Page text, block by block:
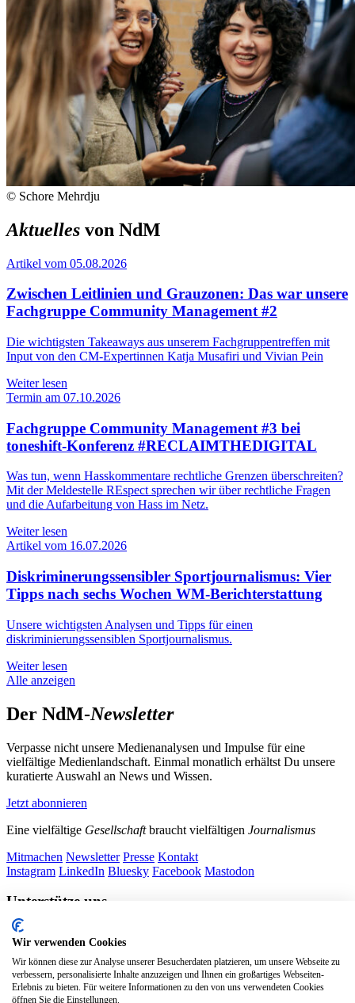
© Schore Mehrdju
Aktuelles von NdM
Artikel vom 05.08.2026
Zwischen Leitlinien und Grauzonen: Das war unsere
Fachgruppe Community Management #2
Die wichtigsten Takeaways aus unserem Fachgruppentreffen mit
Input von den CM-Expertinnen Katja Musafiri und Vivian Pein
Weiter lesen
Termin am 07.10.2026
Fachgruppe Community Management #3 bei
toneshift-Konferenz #RECLAIMTHEDIGITAL
Was tun, wenn Hasskommentare rechtliche Grenzen überschreiten?
Mit der Meldestelle REspect sprechen wir über rechtliche Fragen
und die Aufarbeitung von Hass im Netz.
Weiter lesen
Artikel vom 16.07.2026
Diskriminerungssensibler Sportjournalismus: Vier
Tipps nach sechs Wochen WM-Berichterstattung
Unsere wichtigsten Analysen und Tipps für einen
diskriminierungssensiblen Sportjournalismus.
Weiter lesen
Alle anzeigen
Der NdM-Newsletter
Verpasse nicht unsere Medienanalysen und Impulse für eine
vielfältige Medienlandschaft. Einmal monatlich erhältst Du unsere
kuratierte Auswahl an News und Wissen.
Jetzt abonnieren
Eine vielfältige Gesellschaftbraucht vielfältigen Journalismus
Mitmachen Newsletter Presse Kontakt
Instagram LinkedIn Bluesky Facebook Mastodon
Unterstütze uns
Jetzt spenden!
Wir verwenden Cookies
Wir können diese zur Analyse unserer Besucherdaten platzieren, um unsere Webseite zu
verbessern, personalisierte Inhalte anzuzeigen und Ihnen ein großartiges Webseiten-
Erlebnis zu bieten. Für weitere Informationen zu den von uns verwendeten Cookies
öffnen Sie die Einstellungen.